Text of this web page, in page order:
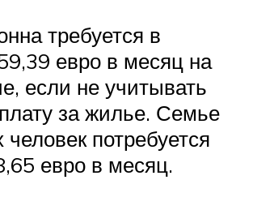
требуется в
евро в месяц на
если не учитывать
за жилье. Семье
человек потребуется
евро в месяц.